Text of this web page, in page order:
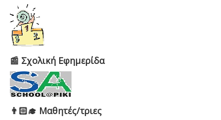
📰 Σχολική Εφημερίδα
👨🏻‍🎓 Μαθητές/τριες